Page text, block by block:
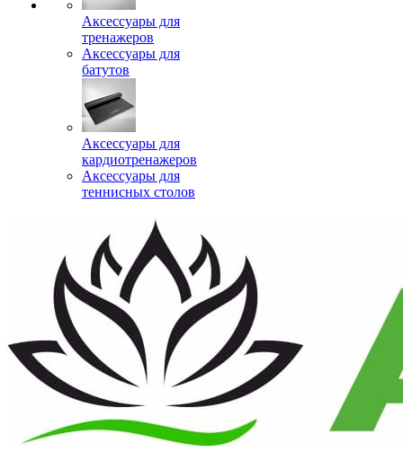
Аксессуары для
тренажеров
Аксессуары для
батутов
Аксессуары для
кардиотренажеров
Аксессуары для
теннисных столов